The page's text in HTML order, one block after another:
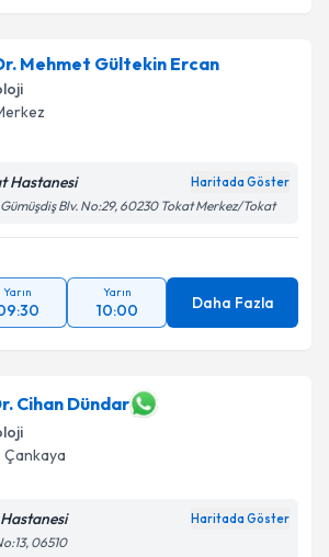
Mehmet Gültekin Ercan
Hastanesi Haritada Göster
Blv. No:29, 60230 Tokat Merkez/Tokat
Yarın Yarın
10:00 Daha Fazla
Cihan Dündar
Çankaya
Haritada Göster
06510